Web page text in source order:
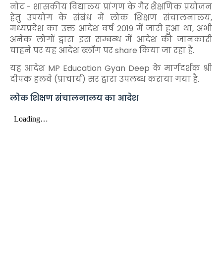
नोट - शासकीयविद्यालय प्रांगण के गैर शैक्षणिक प्रयोजन
हेतु उपयोग के संबंध में लोक शिक्षण संचालनालय,
मध्यप्रदेश का उक्त आदेश वर्ष 2019 में जारी हुआ था, अभी
अनेक लोगों द्वारा इस सम्बन्ध में आदेश की जानकारी
चाहने पर यह आदेश ब्लॉग पर share किया जा रहा है.
यह आदेश MP Education Gyan Deep के मार्गदर्शक श्री
दीपक हलवे (प्राचार्य) सर द्वारा उपलब्ध कराया गया है.
लोक शिक्षण संचालनालय का आदेश